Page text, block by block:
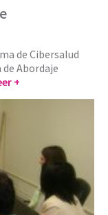
de Cibersalud
Abordaje
+